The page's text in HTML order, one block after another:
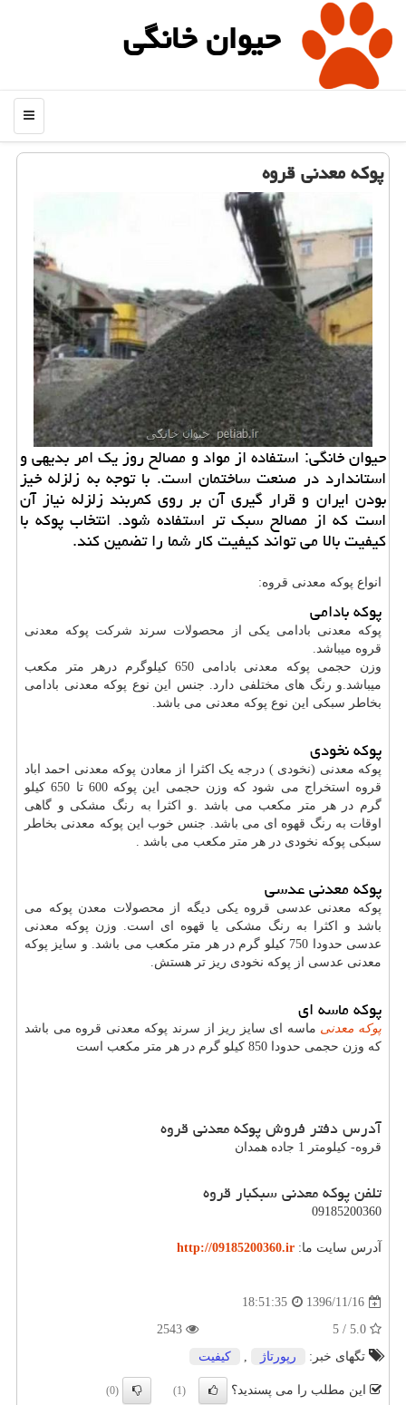
حیوان خانگی
منو
پوكه معدنی قروه
حیوان خانگی: استفاده از مواد و مصالح روز یك امر بدیهی و
استاندارد در صنعت ساختمان است. با توجه به زلزله خیز
بودن ایران و قرار گیری آن بر روی كمربند زلزله نیاز آن
است كه از مصالح سبك تر استفاده شود. انتخاب پوكه با
كیفیت بالا می تواند كیفیت كار شما را تضمین كند.
انواع پوکه معدنی قروه:
پوکه بادامی
پوکه معدنی بادامی یکی از محصولات سرند شرکت پوکه معدنی
قروه میباشد.
وزن حجمی پوکه معدنی بادامی 650 کیلوگرم درهر متر مکعب
میباشد.و رنگ های مختلفی دارد. جنس این نوع پوکه معدنی بادامی
بخاطر سبکی این نوع پوکه معدنی می باشد.
پوکه نخودی
پوکه معدنی (نخودی ) درجه یک اکثرا از معادن پوکه معدنی احمد اباد
قروه استخراج می شود که وزن حجمی این پوکه 600 تا 650 کیلو
گرم در هر متر مکعب می باشد .و اکثرا به رنگ مشکی و گاهی
اوقات به رنگ قهوه ای می باشد. جنس خوب این پوکه معدنی بخاطر
سبکی پوکه نخودی در هر متر مکعب می باشد .
پوکه معدنی عدسی
پوکه معدنی عدسی قروه یکی دیگه از محصولات معدن پوکه می
باشد و اکثرا به رنگ مشکی یا قهوه ای است. وزن پوکه معدنی
عدسی حدودا 750 کیلو گرم در هر متر مکعب می باشد. و سایز پوکه
معدنی عدسی از پوکه نخودی ریز تر هستش.
پوکه ماسه ای
پوکه معدنی ماسه ای سایز ریز از سرند پوکه معدنی قروه می باشد
که وزن حجمی حدودا 850 کیلو گرم در هر متر مکعب است
آدرس دفتر فروش پوکه معدنی قروه
قروه- کيلومتر 1 جاده همدان
تلفن پوکه معدنی سبکبار قروه
09185200360
آدرس سایت ما: http://09185200360.ir
1396/11/16
18:51:35
تگهای خبر:
رپورتاژ , كیفیت
این مطلب را می پسندید؟ (1)
(0)